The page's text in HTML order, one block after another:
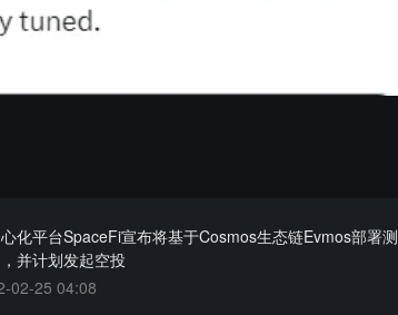
化平台SpaceFi宣布将基于Cosmos生态链Evmos部署测
并计划发起空投
02-25 04:08